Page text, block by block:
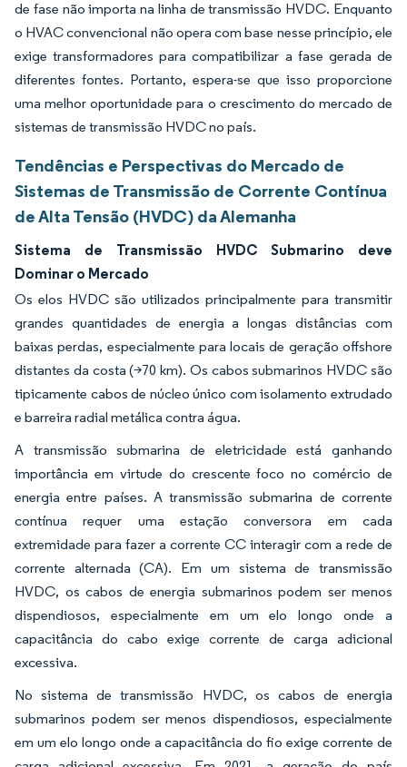
de fase não importa na linha de transmissão HVDC. Enquanto
o HVAC convencional não opera com base nesse princípio, ele
exige transformadores para compatibilizar a fase gerada de
diferentes fontes. Portanto, espera-se que isso proporcione
uma melhor oportunidade para o crescimento do mercado de
sistemas de transmissão HVDC no país.
Tendências e Perspectivas do Mercado de
Sistemas de Transmissão de Corrente Contínua
de Alta Tensão (HVDC) da Alemanha
Sistema de Transmissão HVDC Submarino deve
Dominar o Mercado
Os elos HVDC são utilizados principalmente para transmitir
grandes quantidades de energia a longas distâncias com
baixas perdas, especialmente para locais de geração offshore
distantes da costa (>70 km). Os cabos submarinos HVDC são
tipicamente cabos de núcleo único com isolamento extrudado
e barreira radial metálica contra água.
A transmissão submarina de eletricidade está ganhando
importância em virtude do crescente foco no comércio de
energia entre países. A transmissão submarina de corrente
contínua requer uma estação conversora em cada
extremidade para fazer a corrente CC interagir com a rede de
corrente alternada (CA). Em um sistema de transmissão
HVDC, os cabos de energia submarinos podem ser menos
dispendiosos, especialmente em um elo longo onde a
capacitância do cabo exige corrente de carga adicional
excessiva.
No sistema de transmissão HVDC, os cabos de energia
submarinos podem ser menos dispendiosos, especialmente
em um elo longo onde a capacitância do fio exige corrente de